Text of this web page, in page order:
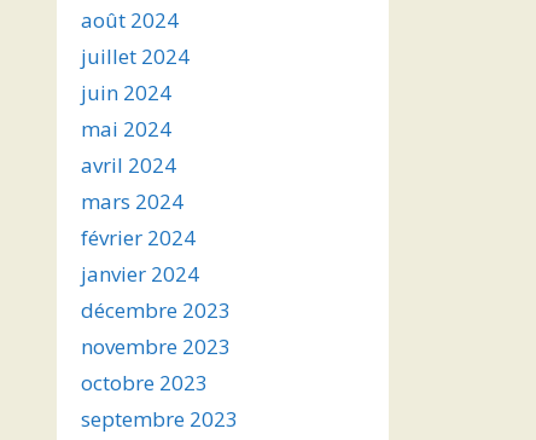
août 2024
juillet 2024
juin 2024
mai 2024
avril 2024
mars 2024
février 2024
janvier 2024
décembre 2023
novembre 2023
octobre 2023
septembre 2023